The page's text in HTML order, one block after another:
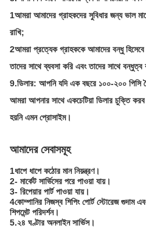
1আমরা আমাদের গ্রাহকদের সুবিধার জন্য ভাল
রাখি;
2আমরা প্রত্যেক গ্রাহককে আমাদের বন্ধু
তাদের সাথে ব্যবসা করি এবং তাদের সাথে
9.ডিলার: আপনি যদি এক বছরে ১০০-২০০ পিসি
আমরা আপনার সাথে একচেটিয়া ডিলার চুক্তি
হয়নি এমন প্রোসাইম।
আমাদের সেবাসমূহ
1ধাপে ধাপে কঠোর মান নিয়ন্ত্রণ।
2- মার্কেট সার্ভিসের পরে পাওয়া যায়।
3- রিপেয়ার পার্ট পাওয়া যায়।
4কোম্পানির নিজস্ব শিপিং পোর্ট স্টোরেজ গুদাম
শিপমেন্ট পরিদর্শন।
5.২৪ ঘণ্টার অনলাইন সার্ভিস।